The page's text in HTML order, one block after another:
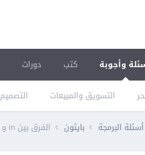
وأجوبة
التسويق والمبيعات التصميم
كتب دورات
أسئلة البرمجة بايثون الفرق بين in و not in في بايثون